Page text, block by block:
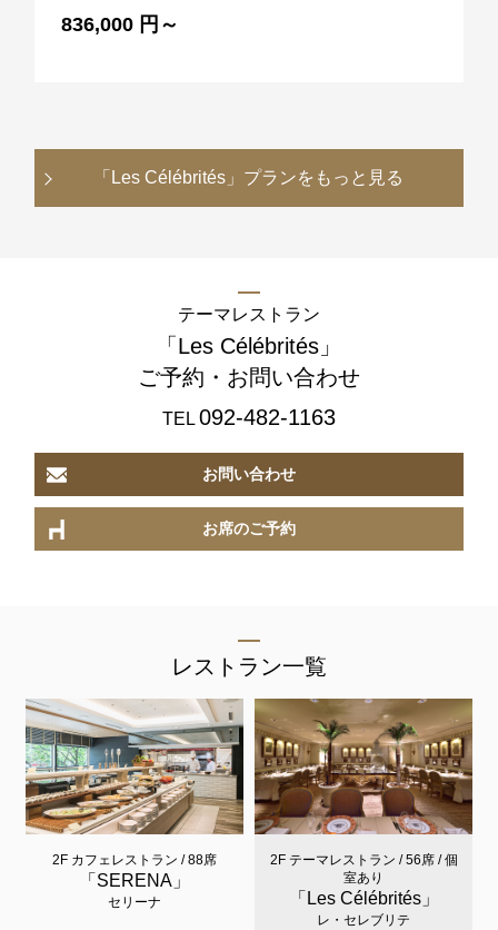
836,000 円～
「Les Célébrités」 プランをもっと見る
テーマレストラン
「Les Célébrités」
ご予約・お問い合わせ
TEL 092-482-1163
お問い合わせ
お席のご予約
レストラン一覧
2F カフェレストラン / 88席
「SERENA」
セリーナ
2F テーマレストラン / 56席 / 個
室あり
「Les Célébrités」
レ・セレブリテ